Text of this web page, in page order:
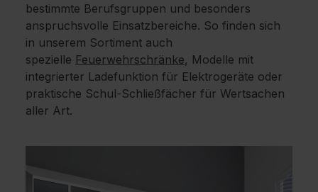
bestimmte Berufsgruppen und besonders
anspruchsvolle Einsatzbereiche. So finden sich
in unserem Sortiment auch
spezielle Feuerwehrschränke, Modelle mit
integrierter Ladefunktion für Elektrogeräte oder
praktische Schul-Schließfächer für Wertsachen
aller Art.